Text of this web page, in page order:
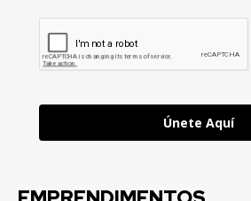
Únete Aquí